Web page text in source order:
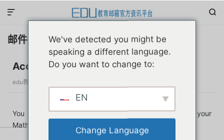


邮件示例
Access Your MathWorks License
edu教育邮箱官方资讯平台
You now have a MathWorks software license linked to your
MathWorks Account
We've detected you might be
speaking a different language.
Do you want to change to:
EN
Change Language